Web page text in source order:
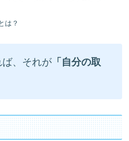
は？
、それが 「自分の取